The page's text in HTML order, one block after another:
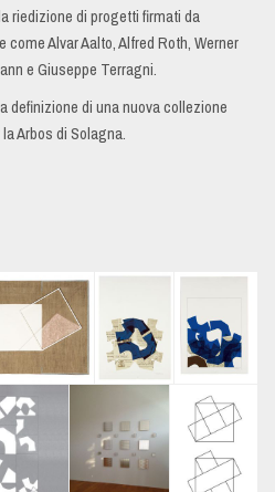
riedizione di progetti firmati da
Alvar Aalto, Alfred Roth, Werner
e Giuseppe Terragni.
definizione di una nuova collezione
Arbos di Solagna.